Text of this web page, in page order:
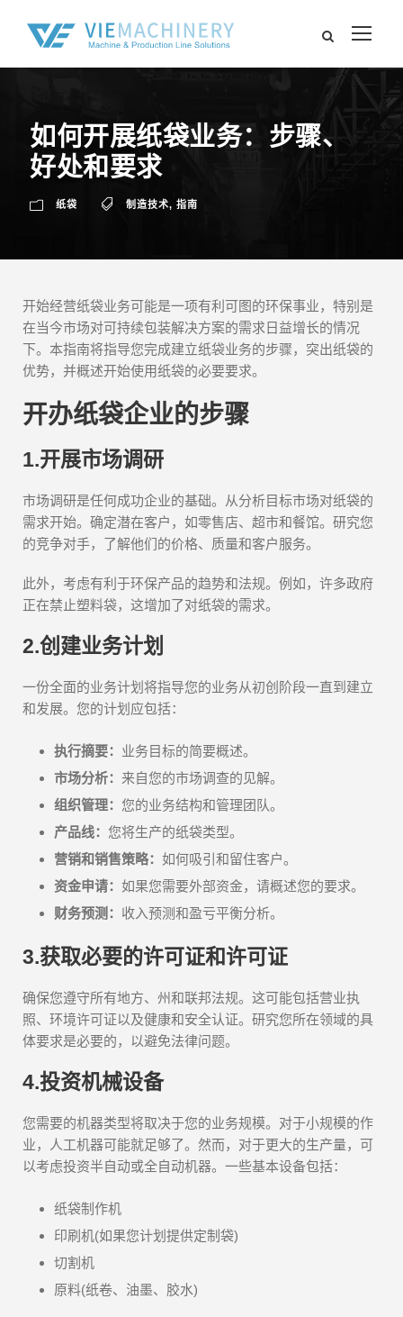
如何开展纸袋业务：步骤、
好处和要求
纸袋 制造技术, 指南
开始经营纸袋业务可能是一项有利可图的环保事业，特别是
在当今市场对可持续包装解决方案的需求日益增长的情况
下。本指南将指导您完成建立纸袋业务的步骤，突出纸袋的
优势，并概述开始使用纸袋的必要要求。
开办纸袋企业的步骤
1.开展市场调研
市场调研是任何成功企业的基础。从分析目标市场对纸袋的
需求开始。确定潜在客户，如零售店、超市和餐馆。研究您
的竞争对手，了解他们的价格、质量和客户服务。
此外，考虑有利于环保产品的趋势和法规。例如，许多政府
正在禁止塑料袋，这增加了对纸袋的需求。
2.创建业务计划
一份全面的业务计划将指导您的业务从初创阶段一直到建立
和发展。您的计划应包括：
执行摘要： 业务目标的简要概述。
市场分析： 来自您的市场调查的见解。
组织管理： 您的业务结构和管理团队。
产品线： 您将生产的纸袋类型。
营销和销售策略： 如何吸引和留住客户。
资金申请： 如果您需要外部资金，请概述您的要求。
财务预测： 收入预测和盈亏平衡分析。
3.获取必要的许可证和许可证
确保您遵守所有地方、州和联邦法规。这可能包括营业执
照、环境许可证以及健康和安全认证。研究您所在领域的具
体要求是必要的，以避免法律问题。
4.投资机械设备
您需要的机器类型将取决于您的业务规模。对于小规模的作
业，人工机器可能就足够了。然而，对于更大的生产量，可
以考虑投资半自动或全自动机器。一些基本设备包括：
纸袋制作机
印刷机(如果您计划提供定制袋)
切割机
原料(纸卷、油墨、胶水)